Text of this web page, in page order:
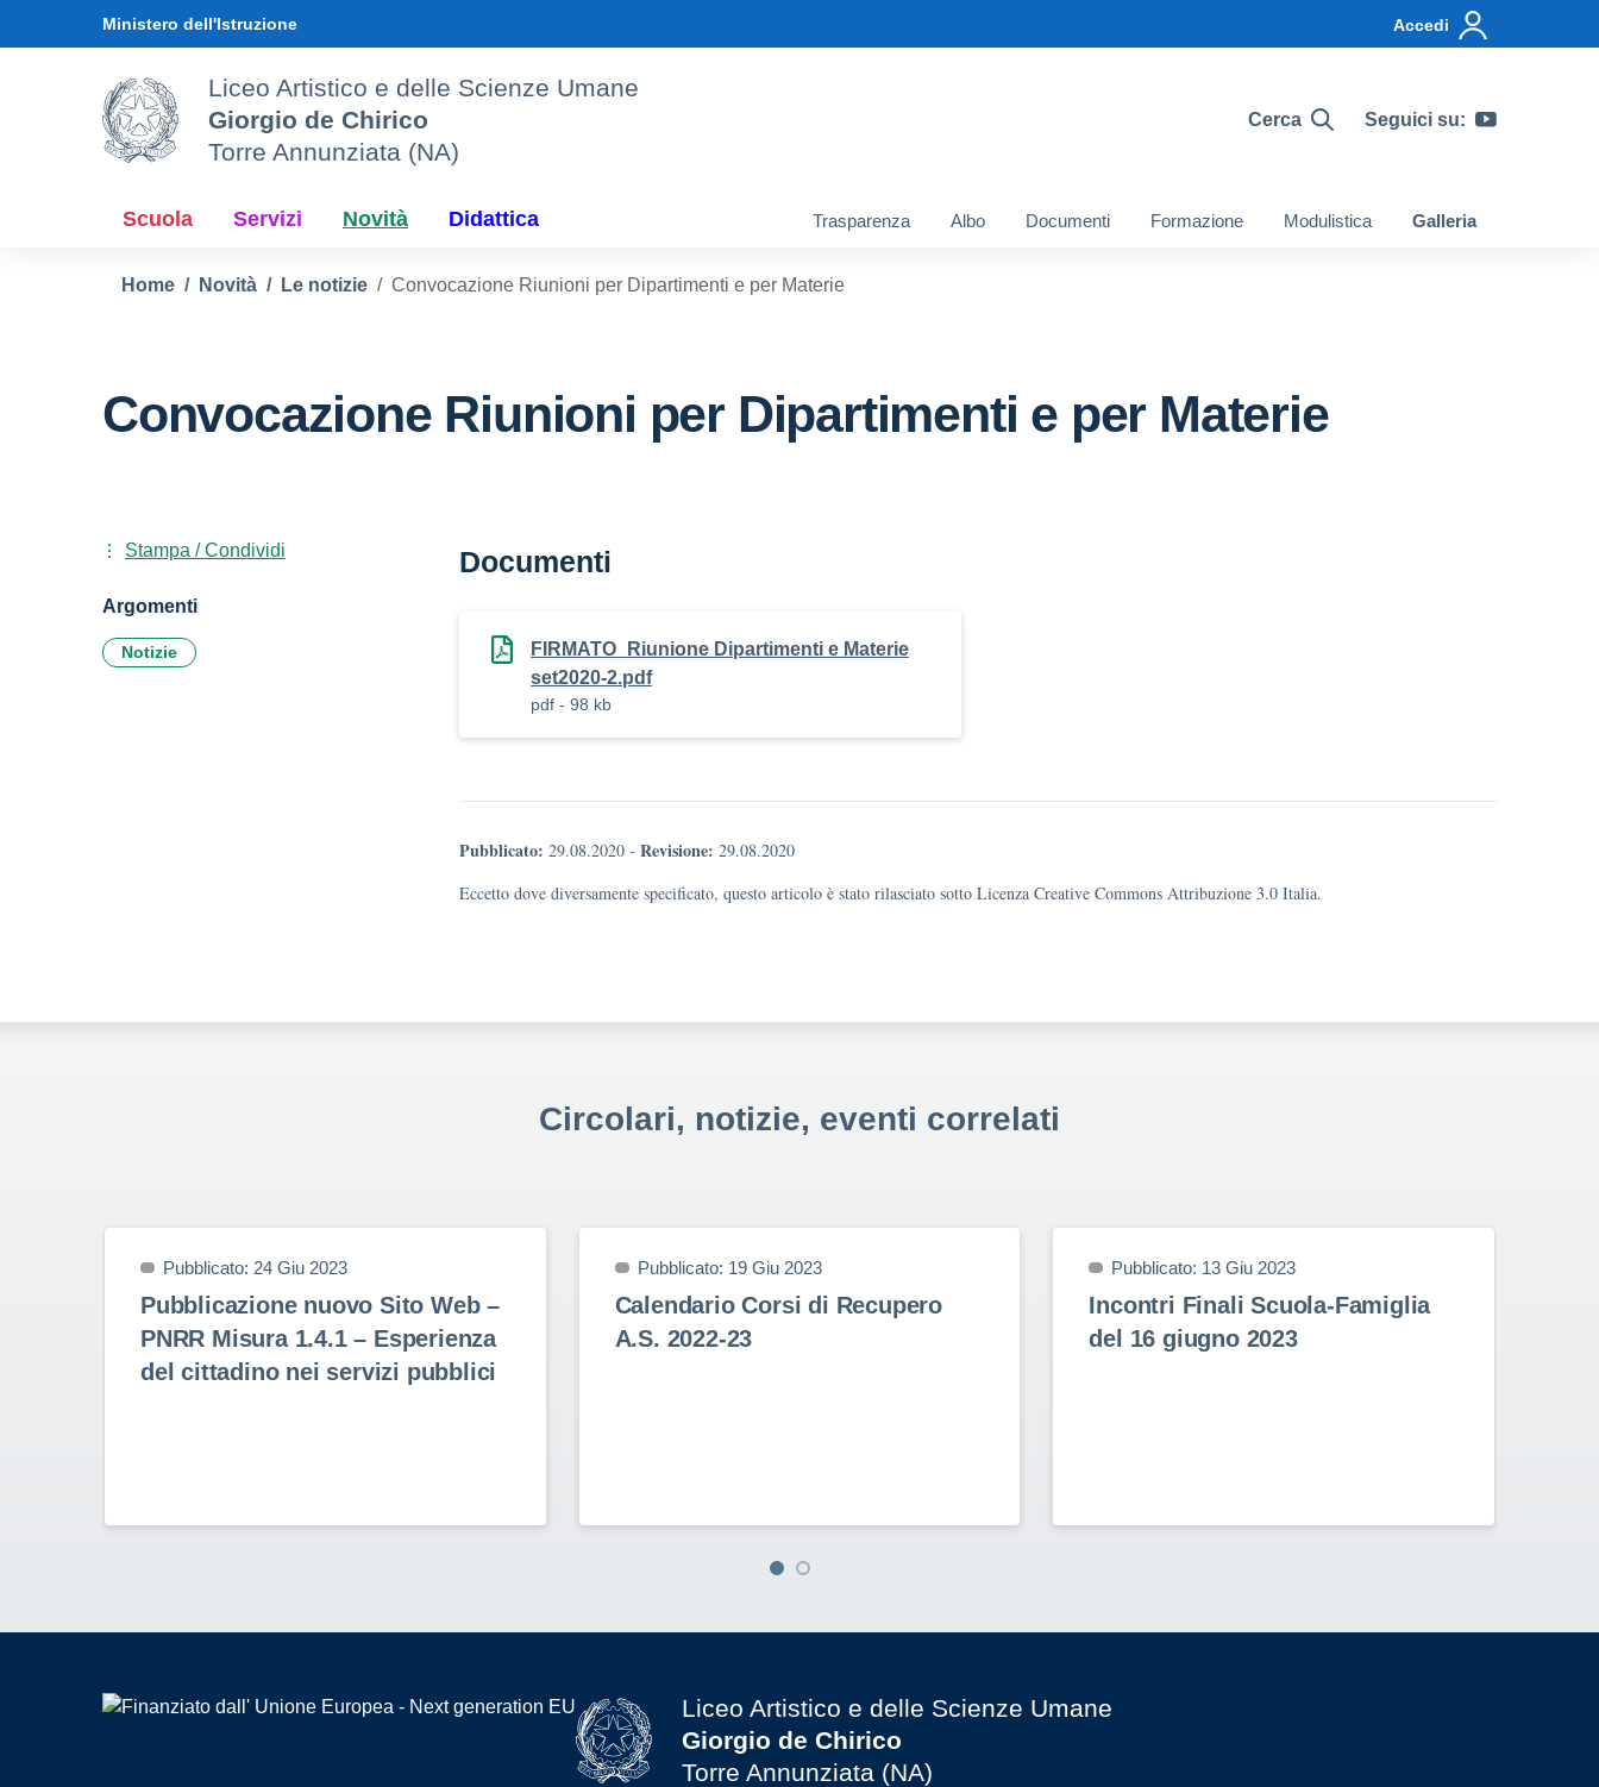
Ministero dell'Istruzione Accedi
Liceo Artistico e delle Scienze Umane
Giorgio de Chirico
Torre Annunziata (NA)
Cerca Seguici su:
Scuola Servizi Novità Didattica Trasparenza Albo Documenti Formazione Modulistica Galleria
Home Novità Le notizie Convocazione Riunioni per Dipartimenti e per Materie
Convocazione Riunioni per Dipartimenti e per Materie
Documenti
FIRMATO_Riunione Dipartimenti e Materie
set2020-2.pdf
pdf - 98 kb
Pubblicato: 29.08.2020 - Revisione: 29.08.2020
Eccetto dove diversamente specificato, questo articolo è stato rilasciato sotto Licenza Creative Commons Attribuzione 3.0 Italia.
Stampa / Condividi
Argomenti
Notizie
Circolari, notizie, eventi correlati
Pubblicato: 24 Giu 2023
Pubblicazione nuovo Sito Web –
PNRR Misura 1.4.1 – Esperienza
del cittadino nei servizi pubblici
Pubblicato: 19 Giu 2023
Calendario Corsi di Recupero
A.S. 2022-23
Pubblicato: 13 Giu 2023
Incontri Finali Scuola-Famiglia
del 16 giugno 2023
Liceo Artistico e delle Scienze Umane
Giorgio de Chirico
Torre Annunziata (NA)